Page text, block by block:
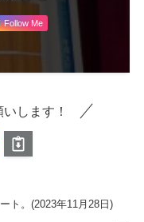
Follow Me
します！
ト。(2023年11月28日)